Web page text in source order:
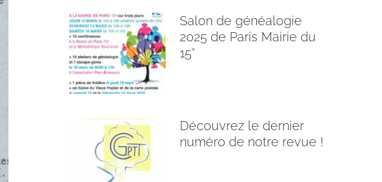
Salon de généalogie
2025 de Paris Mairie du
15°
Découvrez le dernier
numéro de notre revue !